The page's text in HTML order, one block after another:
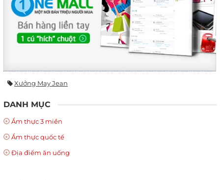
Xưởng May Jean
DANH MỤC
Ẩm thực 3 miền
Ẩm thực quốc tế
Địa điểm ăn uống